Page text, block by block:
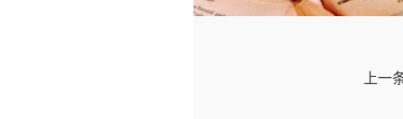
上一